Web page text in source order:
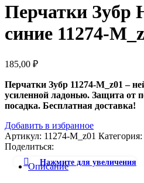
Нажмите для увеличения
Перчатки Зубр
синие 11274-
185,00 ₽
Перчатки Зубр 11274-M_z01 –
усиленной ладонью. Защита от
посадка. Бесплатная доставка!
Добавить в избранное
Артикул: 11274-M_z01 Категория:
Поделиться:
Описание